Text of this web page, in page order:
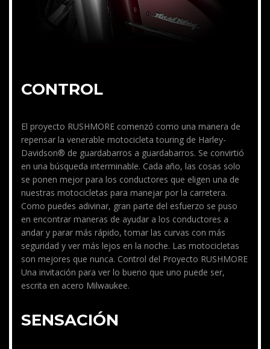
CONTROL
El proyecto RUSHMORE comenzó como una manera de
repensar la venerable motocicleta touring de Harley-
Davidson® de guardabarros a guardabarros. Se convirtió
en una búsqueda interminable. Cada año, las cosas solo
se ponen mejor para los conductores que eligen una de
nuestras motocicletas para manejar por la carretera.
Como puedes adivinar, gran parte del esfuerzo se puso
en encontrar maneras de ayudar a los conductores a
andar y parar más rápido, tomar las curvas con más
seguridad y ver más lejos en la noche. Las motocicletas
son mejores que nunca. Control del Proyecto RUSHMORE
Una invitación para ver lo bueno que uno puede ser,
escrita en acero Milwaukee.
SENSACIÓN